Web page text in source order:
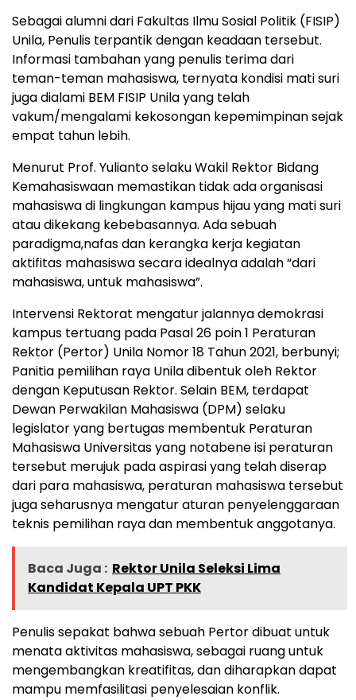
Sebagai alumni dari Fakultas Ilmu Sosial Politik (FISIP)
Unila, Penulis terpantik dengan keadaan tersebut.
Informasi tambahan yang penulis terima dari
teman-teman mahasiswa, ternyata kondisi mati suri
juga dialami BEM FISIP Unila yang telah
vakum/mengalami kekosongan kepemimpinan sejak
empat tahun lebih.
Menurut Prof. Yulianto selaku Wakil Rektor Bidang
Kemahasiswaan memastikan tidak ada organisasi
mahasiswa di lingkungan kampus hijau yang mati suri
atau dikekang kebebasannya. Ada sebuah
paradigma,nafas dan kerangka kerja kegiatan
aktifitas mahasiswa secara idealnya adalah “dari
mahasiswa, untuk mahasiswa”.
Intervensi Rektorat mengatur jalannya demokrasi
kampus tertuang pada Pasal 26 poin 1 Peraturan
Rektor (Pertor) Unila Nomor 18 Tahun 2021, berbunyi;
Panitia pemilihan raya Unila dibentuk oleh Rektor
dengan Keputusan Rektor. Selain BEM, terdapat
Dewan Perwakilan Mahasiswa (DPM) selaku
legislator yang bertugas membentuk Peraturan
Mahasiswa Universitas yang notabene isi peraturan
tersebut merujuk pada aspirasi yang telah diserap
dari para mahasiswa, peraturan mahasiswa tersebut
juga seharusnya mengatur aturan penyelenggaraan
teknis pemilihan raya dan membentuk anggotanya.
Baca Juga : Rektor Unila Seleksi Lima
Kandidat Kepala UPT PKK
Penulis sepakat bahwa sebuah Pertor dibuat untuk
menata aktivitas mahasiswa, sebagai ruang untuk
mengembangkan kreatifitas, dan diharapkan dapat
mampu memfasilitasi penyelesaian konflik.